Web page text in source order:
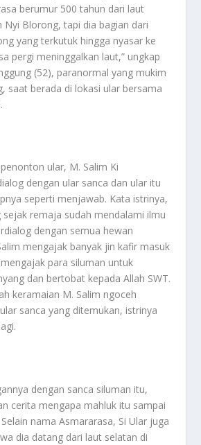
berumur 500 tahun dari laut
Nyi Blorong, tapi dia bagian dari
yang terkutuk hingga nyasar ke
pergi meninggalkan laut,” ungkap
(52), paranormal yang mukim
saat berada di lokasi ular bersama
ular, M. Salim Ki
dengan ular sanca dan ular itu
seperti menjawab. Kata istrinya,
sejak remaja sudah mendalami ilmu
dengan semua hewan
mengajak banyak jin kafir masuk
para siluman untuk
dan bertobat kepada Allah SWT.
keramaian M. Salim ngoceh
sanca yang ditemukan, istrinya
dengan sanca siluman itu,
cerita mengapa mahluk itu sampai
nama Asmararasa, Si Ular juga
dia datang dari laut selatan di